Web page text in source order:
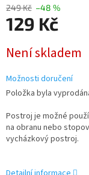
249 Kč –48 %
129 Kč
cena:
Není skladem
Možnosti doručení
Položka byla
Postroj je možné
na obranu nebo
vycházkový postroj.